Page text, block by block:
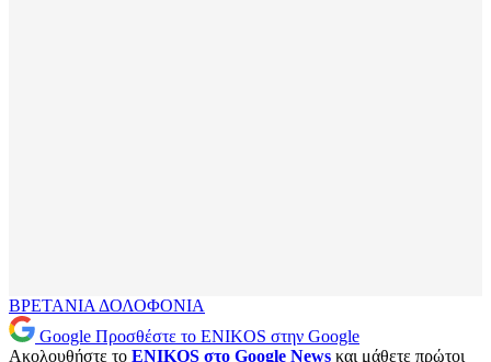
ΒΡΕΤΑΝΙΑ ΔΟΛΟΦΟΝΙΑ
Google Προσθέστε το ENIKOS στην Google
Ακολουθήστε το ENIKOS στο Google News και μάθετε πρώτοι